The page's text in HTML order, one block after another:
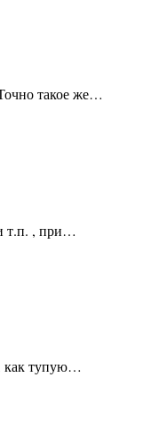
такое же…
т.п. , при…
как тупую…